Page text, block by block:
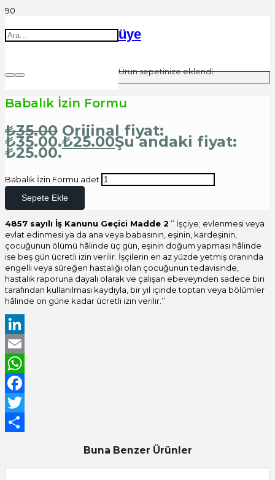
üye
Ürünsepetinize eklendi.
Babalık İzin Formu
₺35.00 Orijinal fiyat:
₺35.00.₺25.00Şu andaki fiyat:
₺25.00.
Babalık İzin Formu adet
Sepete Ekle
4857 sayılı İş Kanunu Geçici Madde 2 ‘’ İşçiye; evlenmesi veya
evlat edinmesi ya da ana veya babasının, eşinin, kardeşinin,
çocuğunun ölümü hâlinde üç gün, eşinin doğum yapması hâlinde
ise beş gün ücretli izin verilir. İşçilerin en az yüzde yetmiş oranında
engelli veya süreğen hastalığı olan çocuğunun tedavisinde,
hastalık raporuna dayalı olarak ve çalışan ebeveynden sadece biri
tarafından kullanılması kaydıyla, bir yıl içinde toptan veya bölümler
hâlinde on güne kadar ücretli izin verilir.’’
LinkedIn
Email
WhatsApp
Facebook
Twitter
Buna Benzer Ürünler